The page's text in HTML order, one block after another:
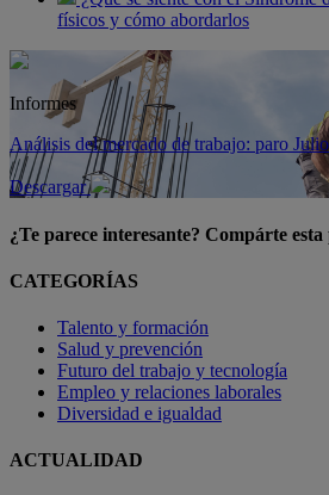
físicos y cómo abordarlos
Informes
Análisis del mercado de trabajo: paro
Descargar
¿Te parece interesante? Compárte esta
CATEGORÍAS
Talento y formación
Salud y prevención
Futuro del trabajo y tecnología
Empleo y relaciones laborales
Diversidad e igualdad
ACTUALIDAD